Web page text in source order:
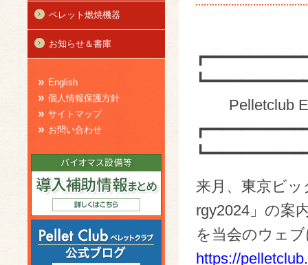
Pelletclub
来月、東京ビ
rgy2024」の案
を当会のウェ
https://
ペレット燃焼機器
お知らせ＆書庫
English
個人情報保護方針
サイトマップ
お問い合わせ